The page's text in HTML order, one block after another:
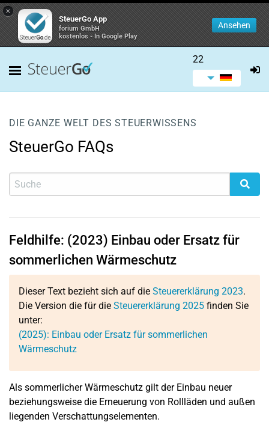
×
SteuerGo App
forium GmbH
kostenlos - In Google Play
Ansehen
22
DIE GANZE WELT DES STEUERWISSENS
SteuerGo FAQs
Feldhilfe: (2023) Einbau oder Ersatz für
sommerlichen Wärmeschutz
Dieser Text bezieht sich auf die Steuererklärung 2023.
Die Version die für die Steuererklärung 2025 finden Sie
unter:
(2025): Einbau oder Ersatz für sommerlichen
Wärmeschutz
Als sommerlicher Wärmeschutz gilt der Einbau neuer
beziehungsweise die Erneuerung von Rollläden und außen
liegenden Verschattungselementen.